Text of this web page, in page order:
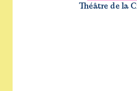
Théâtre de la